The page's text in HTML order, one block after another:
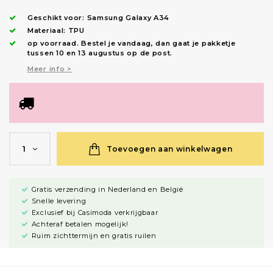
Geschikt voor: Samsung Galaxy A34
Materiaal: TPU
op voorraad.Bestel je vandaag, dan gaat je pakketje
tussen 10 en 13 augustus op de post.
Meer info >
1 Toevoegen aan winkelwagen
Gratis verzending in Nederland en België
Snelle levering
Exclusief bij Casimoda verkrijgbaar
Achteraf betalen mogelijk!
Ruim zichttermijn en gratis ruilen